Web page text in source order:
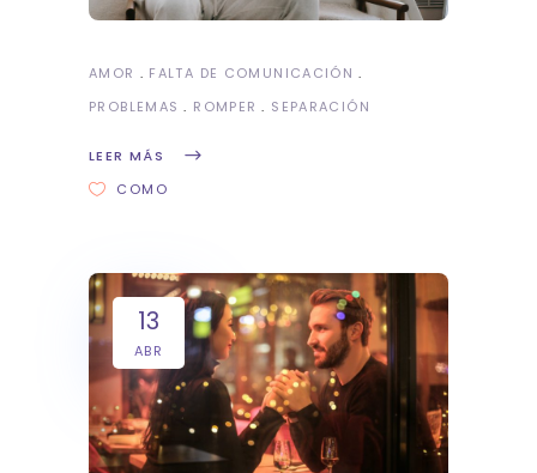
AMOR
FALTA DE COMUNICACIÓN
PROBLEMAS
ROMPER SEPARACIÓN
LEER MÁS
COMO
13
ABR